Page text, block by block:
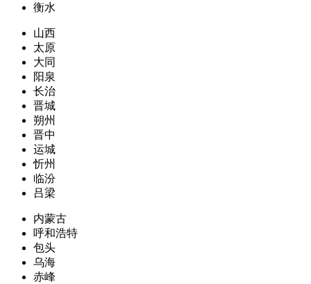
衡水
山西
太原
大同
阳泉
长治
晋城
朔州
晋中
运城
忻州
临汾
吕梁
内蒙古
呼和浩特
包头
乌海
赤峰